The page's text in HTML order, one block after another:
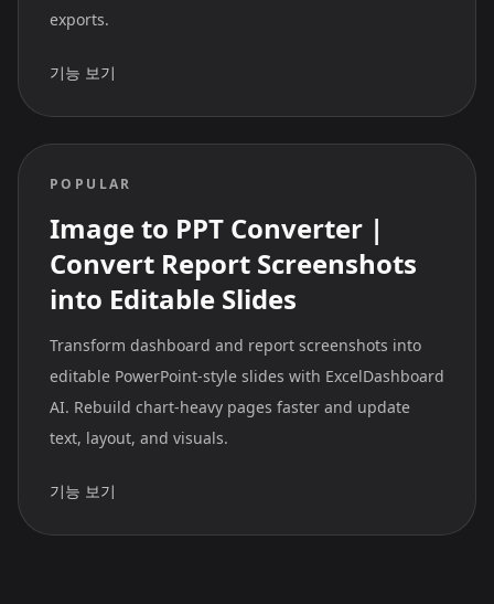
exports.
기능 보기
POPULAR
Image to PPT Converter |
Convert Report Screenshots
into Editable Slides
Transform dashboard and report screenshots into
editable PowerPoint-style slides with ExcelDashboard
AI. Rebuild chart-heavy pages faster and update
text, layout, and visuals.
기능 보기